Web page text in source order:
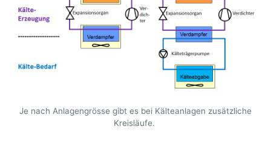
Je nach Anlagengrösse gibt es bei Kälteanlagen zusätzliche
Kreisläufe.